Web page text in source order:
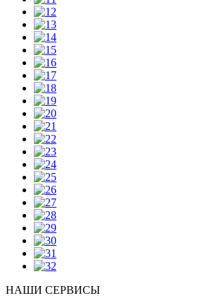
НАШИ СЕРВИСЫ